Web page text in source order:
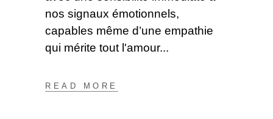
nos signaux émotionnels,
capables même d’une empathie
qui mérite tout l'amour
READ MORE